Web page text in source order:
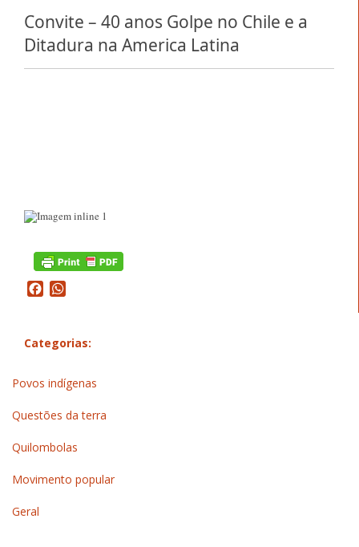
Convite – 40 anos Golpe no Chile e a
Ditadura na America Latina
Facebook
Categorias:
Povos indígenas
Questões da terra
Quilombolas
Movimento popular
Geral